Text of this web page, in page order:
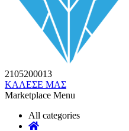
2105200013
ΚΑΛΕΣΕ ΜΑΣ
Marketplace Menu
All categories